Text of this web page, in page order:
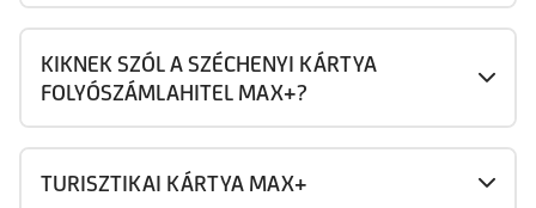
KIKNEK SZÓL A SZÉCHENYI KÁRTYA
FOLYÓSZÁMLAHITEL MAX+?
TURISZTIKAI KÁRTYA MAX+